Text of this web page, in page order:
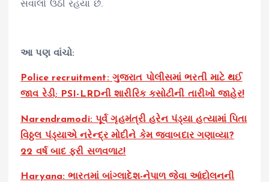
સવાલો ઉઠી રહયા છે.
આ પણ વાંચો:
Police recruitment: ગુજરાત પોલીસમાં ભરતી માટે થઈ
જાવ રેડી; PSI-LRDની શારીરિક કસોટીની તારીખો જાહેર!
Narendramodi: પૂર્વ ગૃહમંત્રી હરેન પંડ્યા હત્યામાં પિતા
વિઠ્ઠલ પંડ્યાએ નરેન્દ્ર મોદીને કેમ જવાબદાર ગણાવ્યા?
22 વર્ષ બાદ ફરી સળવળાટ!
Haryana: ભારતમાં બાંગ્લાદેશ-નેપાળ જેવા આંદોલનની